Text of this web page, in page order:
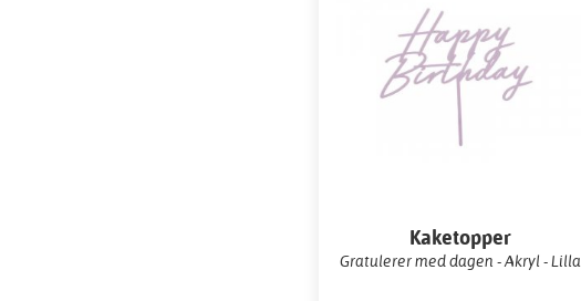
Kaketopper
Gratulerer med dagen - Akryl - Lilla